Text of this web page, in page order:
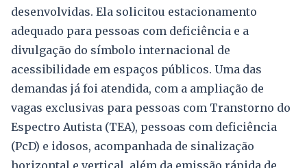
desenvolvidas. Ela solicitou estacionamento
adequado para pessoas com deficiência e a
divulgação do símbolo internacional de
acessibilidade em espaços públicos. Uma das
demandas já foi atendida, com a ampliação de
vagas exclusivas para pessoas com Transtorno do
Espectro Autista (TEA), pessoas com deficiência
(PcD) e idosos, acompanhada de sinalização